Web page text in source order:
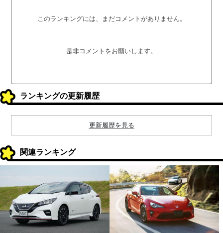
このランキングには、まだコメントがありません。
是非コメントをお願いします。
ランキングの更新履歴
更新履歴を見る
関連ランキング